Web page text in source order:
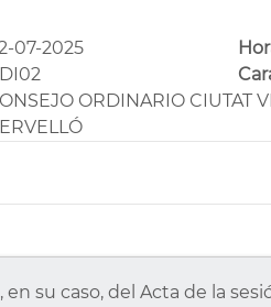
07-2025
ORDINARIO CIUTAT
su caso, del Acta de la